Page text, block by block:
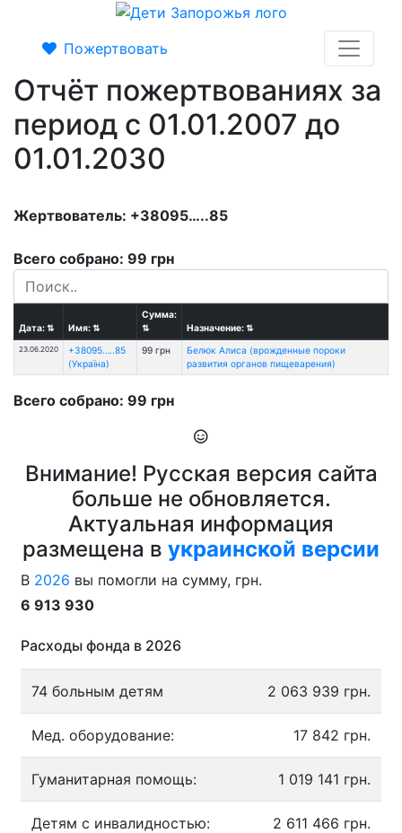
Пожертвовать
Отчёт пожертвованиях за
период с 01.01.2007 до
01.01.2030
Жертвователь: +38095…..85
Всего собрано: 99 грн
Дата:⇅ Имя:⇅
Сумма:
⇅
Назначение:⇅
23.06.2020
+38095…..85
(Україна)
99 грн
Белюк Алиса (врожденные пороки
развития органов пищеварения)
Всего собрано: 99 грн
Внимание! Русская версия сайта
больше не обновляется.
Актуальная информация
размещена в украинской версии
В 2026 вы помогли на сумму, грн.
6 913 930
Расходы фонда в 2026
74 больным детям 2 063 939 грн.
Мед. оборудование: 17 842 грн.
Гуманитарная помощь: 1 019 141 грн.
Детям с инвалидностью: 2 611 466 грн.